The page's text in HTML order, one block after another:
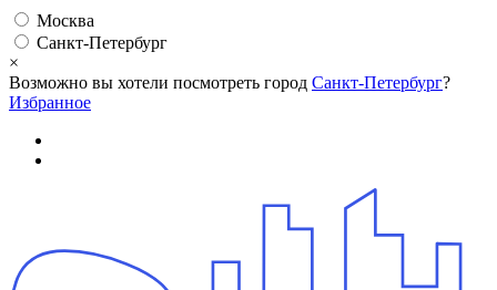
Москва
Санкт-Петербург
×
Возможно вы хотели посмотреть город Санкт-Петербург?
Избранное